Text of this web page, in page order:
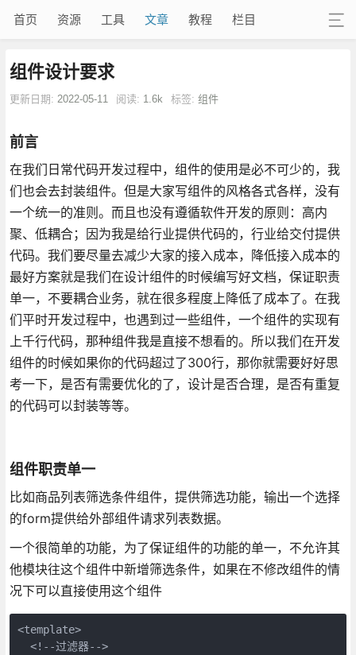
首页 资源 工具 文章 教程 栏目
组件设计要求
更新日期: 2022-05-11 阅读: 1.6k 标签: 组件
前言
在我们日常代码开发过程中，组件的使用是必不可少的，我
们也会去封装组件。但是大家写组件的风格各式各样，没有
一个统一的准则。而且也没有遵循软件开发的原则：高内
聚、低耦合；因为我是给行业提供代码的，行业给交付提供
代码。我们要尽量去减少大家的接入成本，降低接入成本的
最好方案就是我们在设计组件的时候编写好文档，保证职责
单一，不要耦合业务，就在很多程度上降低了成本了。在我
们平时开发过程中，也遇到过一些组件，一个组件的实现有
上千行代码，那种组件我是直接不想看的。所以我们在开发
组件的时候如果你的代码超过了300行，那你就需要好好思
考一下，是否有需要优化的了，设计是否合理，是否有重复
的代码可以封装等等。
组件职责单一
比如商品列表筛选条件组件，提供筛选功能，输出一个选择
的form提供给外部组件请求列表数据。
一个很简单的功能，为了保证组件的功能的单一，不允许其
他模块往这个组件中新增筛选条件，如果在不修改组件的情
况下可以直接使用这个组件
<template>
  <!--过滤器-->